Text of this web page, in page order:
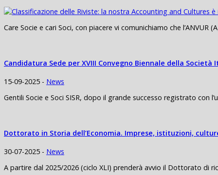
Care Socie e cari Soci, con piacere vi comunichiamo che l’ANVUR
Candidatura Sede per XVIII Convegno Biennale della
15-09-2025 - News
Gentili Socie e Soci SISR, dopo il grande successo registrato con
Dottorato in Storia dell’Economia. Imprese, istituzioni,
30-07-2025 - News
A partire dal 2025/2026 (ciclo XLI) prenderà avvio il Dottorato di